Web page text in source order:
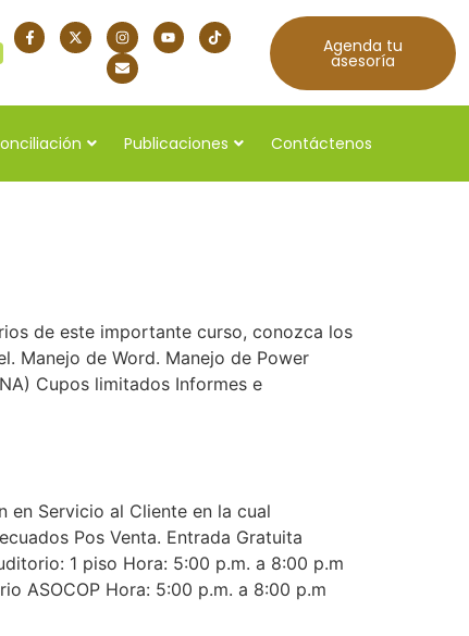
Agenda tu
asesoría
Publicaciones Contáctenos
de este importante curso, conozca los
Manejo de Word. Manejo de Power
Cupos limitados Informes e
Servicio al Cliente en la cual
Pos Venta. Entrada Gratuita
1 piso Hora: 5:00 p.m. a 8:00 p.m
ASOCOP Hora: 5:00 p.m. a 8:00 p.m